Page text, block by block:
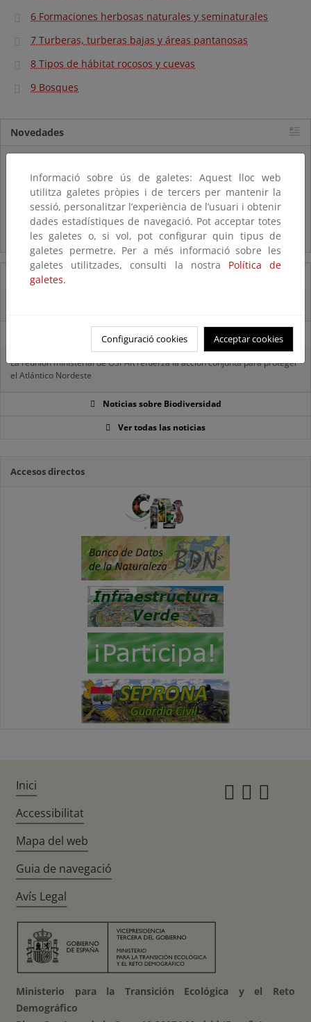
6 Formaciones herbosas naturales y seminaturales
7 Turberas, turberas bajas y áreas pantanosas
8 Tipos de hábitat rocosos y cuevas
9 Bosques
Novedades
El MITECO revisa y actualiza la Lista Patrón de las especies
silvestres presentes en España
Preguntas frecuentes...
Acceso a los recursos genéticos y reparto de beneficios
07/08/2025
La reunión ministerial de OSPAR refuerza la acción conjunta para proteger
el Atlántico Nordeste
Noticias sobre Biodiversidad
Ver todas las noticias
Accesos directos
Informació sobre ús de galetes: Aquest lloc web
utilitza galetes pròpies i de tercers per mantenir la
sessió, personalitzar l’experiència de l’usuari i obtenir
dades estadístiques de navegació. Pot acceptar totes
les galetes o, si vol, pot configurar quin tipus de
galetes permetre. Per a més informació sobre les
galetes utilitzades, consulti la nostra Política de
galetes.
Configuració cookies Acceptar cookies
Inici
Accessibilitat
Mapa del web
Guia de navegació
Avís Legal
Ministerio para la Transición Ecológica y el Reto
Demográfico